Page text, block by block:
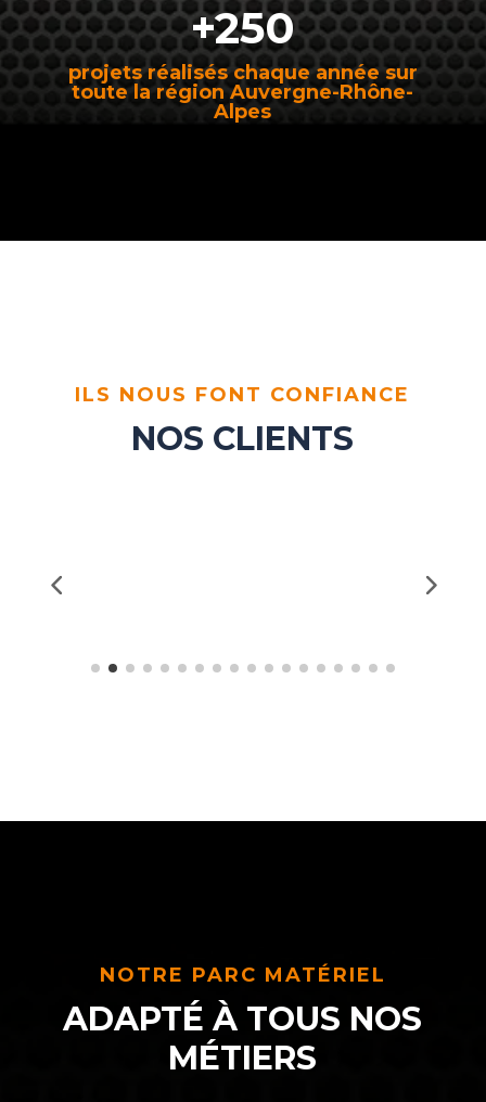
+250
projets réalisés chaque année sur
toute la région Auvergne-Rhône-
Alpes
ILS NOUS FONT CONFIANCE
NOS CLIENTS
NOTRE PARC MATÉRIEL
ADAPTÉ À TOUS NOS
MÉTIERS